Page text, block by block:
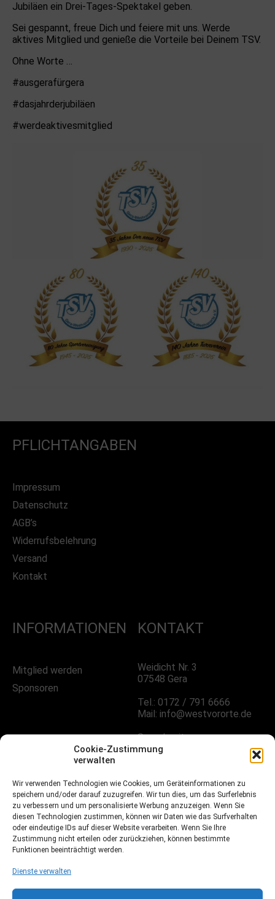
Cookie-Zustimmung
verwalten
Wir verwenden Technologien wie Cookies, um Geräteinformationen zu
speichern und/oder darauf zuzugreifen. Wir tun dies, um das Surferlebnis
zu verbessern und um personalisierte Werbung anzuzeigen. Wenn Sie
diesen Technologien zustimmen, können wir Daten wie das Surfverhalten
oder eindeutige IDs auf dieser Website verarbeiten. Wenn Sie Ihre
Zustimmung nicht erteilen oder zurückziehen, können bestimmte
Funktionen beeinträchtigt werden.
Dienste verwalten
Jubiläen ein Drei-Tages-Spektakel geben.
Sei gespannt, freue Dich und feiere mit uns. Werde
aktives Mitglied und genieße die Vorteile bei Deinem TSV.
Ohne Worte …
#ausgerafürgera
#dasjahrderjubiläen
#werdeaktivesmitglied
PFLICHTANGABEN
Impressum
Datenschutz
AGB’s
Widerrufsbelehrung
Versand
Kontakt
INFORMATIONEN
Mitglied werden
Sponsoren
KONTAKT
Weidicht Nr. 3
07548 Gera
Tel.: 0172 / 791 6666
Mail: info@westvororte.de
Sprechzeiten:
Nach Vereinbarung
FOLGE UNS!
Facebook
Instagramm
Fussball.de